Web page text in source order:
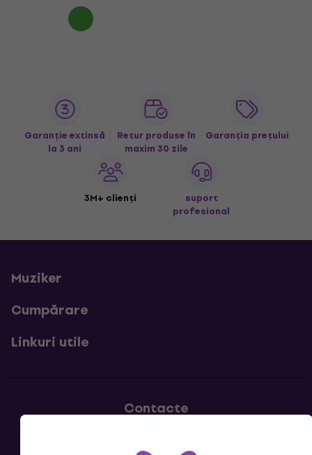
Garanție extinsă
la 3 ani
Retur produse în
maxim 30 zile
Garanția prețului
3M+ clienți
suport
profesional
Muziker
Cumpărare
Linkuri utile
Contacte